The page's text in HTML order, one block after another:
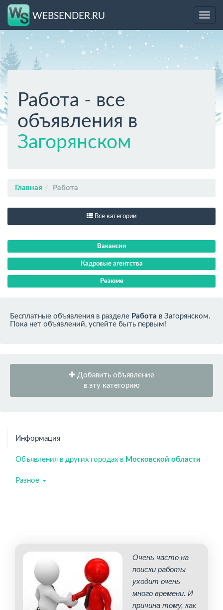
WEBSENDER.RU
Работа - все
объявления в
Загорянском
Главная Работа
Все категории
Вакансии
Кадровые агентства
Резюме
Бесплатные объявления в разделе Работа в Загорянском.
Пока нет объявлений, успейте быть первым!
Добавить объявление
в эту категорию
Информация
Объявления в других городах в Московской области
Разное
Очень часто на
поиски работы
уходит очень
много времени. И
причина тому, как